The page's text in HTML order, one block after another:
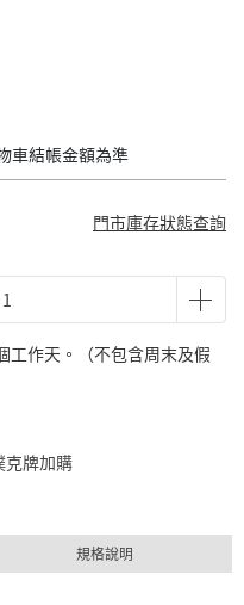
車結帳金額為準
門市庫存狀態查詢
工作天。（不包含周末及假
牌加購
規格說明